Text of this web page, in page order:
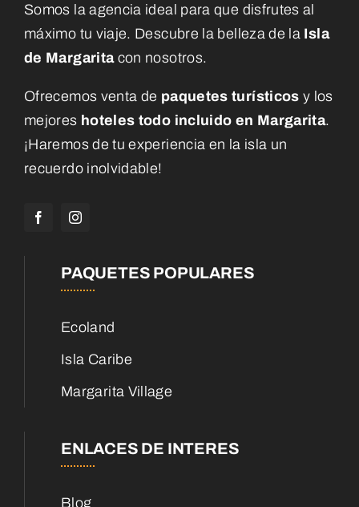
Somos la agencia ideal para que disfrutes al
máximo tu viaje. Descubre la belleza de la Isla
de Margaritacon nosotros.
Ofrecemos venta de paquetes turísticos y los
mejores hoteles todo incluido en Margarita.
¡Haremos de tu experiencia en la isla un
recuerdo inolvidable!
PAQUETES POPULARES
Ecoland
Isla Caribe
Margarita Village
ENLACES DE INTERES
Blog